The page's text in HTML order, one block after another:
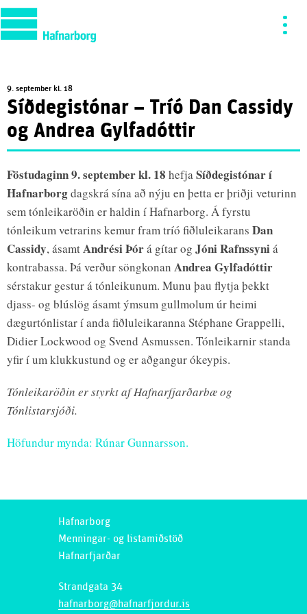
9. september kl. 18
Síðdegistónar – Tríó Dan Cassidy
og Andrea Gylfadóttir
Föstudaginn 9. september kl. 18 hefjaSíðdegistónar í
Hafnarborgdagskrá sína að nýju en þetta er þriðji veturinn
sem tónleikaröðin er haldin í Hafnarborg. Á fyrstu
tónleikum vetrarins kemur fram tríó fiðluleikarans Dan
Cassidy, ásamtAndrési Þórá gítar og Jóni Rafnssyniá
kontrabassa. Þá verður söngkonan Andrea Gylfadóttir
sérstakur gestur á tónleikunum. Munu þau flytja þekkt
djass- og blúslög ásamt ýmsum gullmolum úr heimi
dægurtónlistar í anda fiðluleikaranna Stéphane Grappelli,
Didier Lockwood og Svend Asmussen. Tónleikarnir standa
yfir í um klukkustund og er aðgangur ókeypis.
Tónleikaröðin er styrkt af Hafnarfjarðarbæ og
Tónlistarsjóði.
Höfundur mynda: Rúnar Gunnarsson.
Hafnarborg
Menningar- og listamiðstöð
Hafnarfjarðar
Strandgata 34
hafnarborg@hafnarfjordur.is